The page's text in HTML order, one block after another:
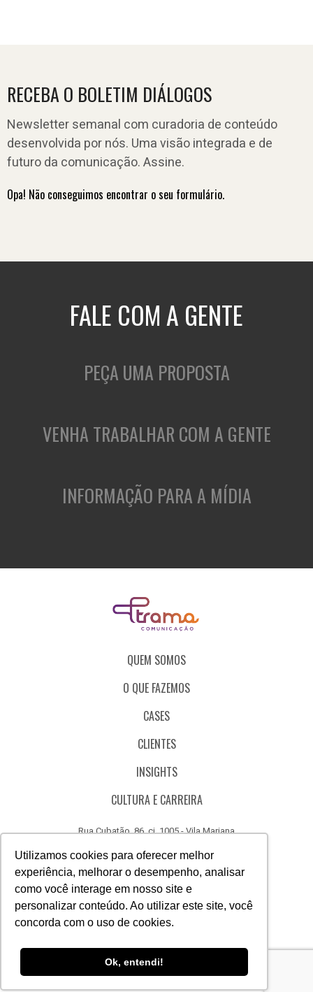
Utilizamos cookies para oferecer melhor
experiência, melhorar o desempenho, analisar
como você interage em nosso site e
personalizar conteúdo. Ao utilizar este site, você
concorda com o uso de cookies.
Ok, entendi!
RECEBA O BOLETIM DIÁLOGOS
Newsletter semanal com curadoria de conteúdo
desenvolvida por nós. Uma visão integrada e de
futuro da comunicação. Assine.
Opa! Não conseguimos encontrar o seu formulário.
FALE COM A GENTE
PEÇA UMA PROPOSTA
VENHA TRABALHAR COM A GENTE
INFORMAÇÃO PARA A MÍDIA
QUEM SOMOS
O QUE FAZEMOS
CASES
CLIENTES
INSIGHTS
CULTURA E CARREIRA
Rua Cubatão, 86, cj. 1005 - Vila Mariana
CÓDIGO DE ÉTICA
CANAL DE DENÚNCIAS
Acesse
nosso
Acesse
nosso
Acesse
nosso nosso nosso nosso